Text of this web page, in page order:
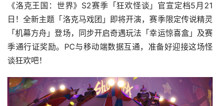
《洛克王国：世界》S2赛季「狂欢怪谈」官宣定档5月21
日！全新主题「洛克马戏团」即将开演，赛季限定传说精灵
「机幕方舟」登场，同步开启奇遇玩法「幸运惊喜盒」及赛
季通行证奖励。PC与移动端数据互通，准备好迎接这场怪
谈狂欢吧！